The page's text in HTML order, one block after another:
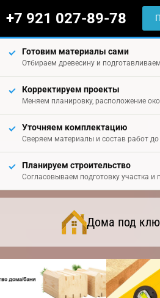
+7 921 027-89-78
Готовим материалы сами
Отбираем древесину и
Корректируем проекты
Меняем планировку, расположение
Уточняем комплектацию
Сверяем материалы и состав работ до
Планируем строительство
Согласовываем подготовку участка и
Дома под